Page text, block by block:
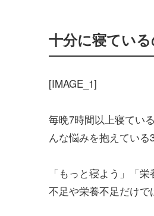
十分に寝てい
[IMAGE_1]
毎晩7時間以上寝てい
んな悩みを抱えている
「もっと寝よう」「
不足や栄養不足だけで